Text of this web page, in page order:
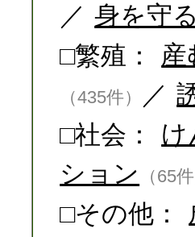
／ 身を守る
□繁殖：
産
（435件）
／
□社会：
け
ション
（65件
□その他：